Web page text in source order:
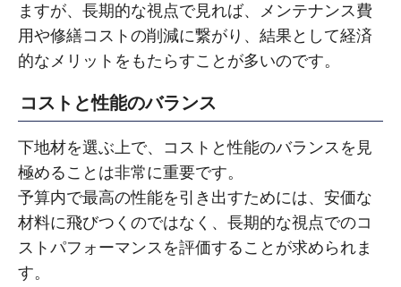
ますが、長期的な視点で見れば、メンテナンス費
用や修繕コストの削減に繋がり、結果として経済
的なメリットをもたらすことが多いのです。
コストと性能のバランス
下地材を選ぶ上で、コストと性能のバランスを見
極めることは非常に重要です。
予算内で最高の性能を引き出すためには、安価な
材料に飛びつくのではなく、長期的な視点でのコ
ストパフォーマンスを評価することが求められま
す。